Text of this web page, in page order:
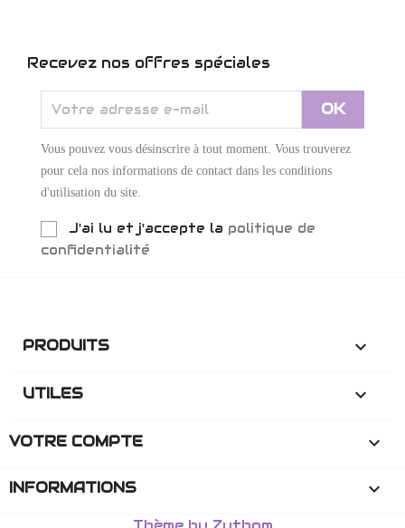
Recevez nos offres spéciales
Vous pouvez vous désinscrire à tout moment. Vous trouverez
pour cela nos informations de contact dans les conditions
d'utilisation du site.
J'ai lu et j'accepte la politique de
confidentialité
PRODUITS 
UTILES 
VOTRE COMPTE 
INFORMATIONS keyboard_arrow_down
Thème by Zythom